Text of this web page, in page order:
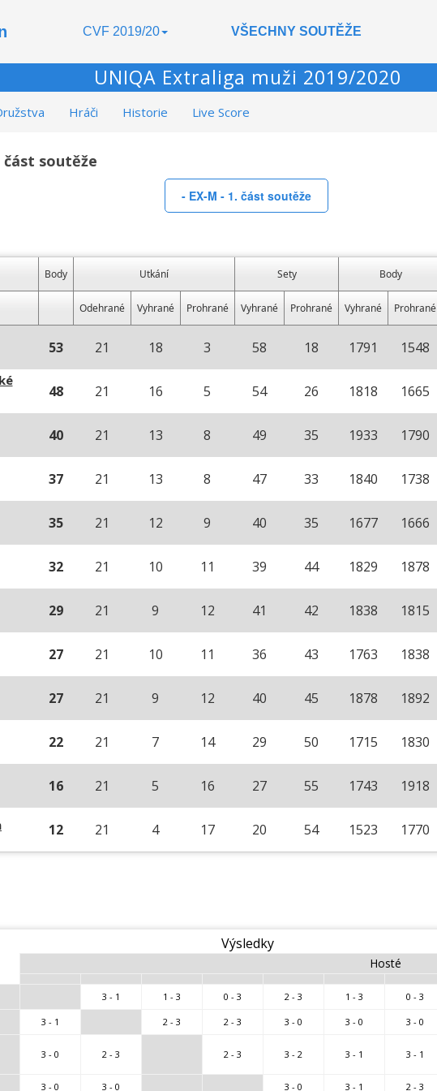
CVF 2019/20 VŠECHNY SOUTĚŽE
UNIQA Extraliga muži 2019/2020
Hráči Historie Live Score
část soutěže
- EX-M - 1. část soutěže
Body Utkání Sety Body
Odehrané Vyhrané Prohrané Vyhrané Prohrané Vyhrané Prohrané
53 21 18 3 58 18 1791 1548
48 21 16 5 54 26 1818 1665
40 21 13 8 49 35 1933 1790
37 21 13 8 47 33 1840 1738
35 21 12 9 40 35 1677 1666
32 21 10 11 39 44 1829 1878
29 21 9 12 41 42 1838 1815
27 21 10 11 36 43 1763 1838
27 21 9 12 40 45 1878 1892
22 21 7 14 29 50 1715 1830
16 21 5 16 27 55 1743 1918
12 21 4 17 20 54 1523 1770
Výsledky
Hosté
3 - 1 1 - 3 0 - 3 2 - 3 1 - 3 0 - 3
3 - 1 2 - 3 2 - 3 3 - 0 3 - 0 3 - 0
3 - 0 2 - 3 2 - 3 3 - 2 3 - 1 3 - 1
3 - 0 3 - 0 3 - 0 3 - 1 2 - 3